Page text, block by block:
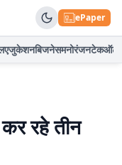
ePaper
एजुकेशनबिजनेसमनोरंजनटेकऑटो
रहे तीन